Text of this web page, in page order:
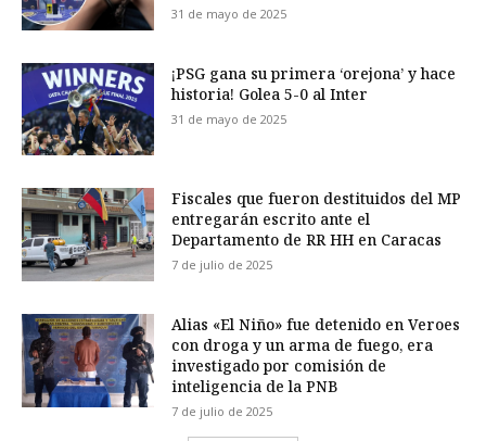
31 de mayo de 2025
¡PSG gana su primera ‘orejona’ y hace
historia! Golea 5-0 al Inter
31 de mayo de 2025
Fiscales que fueron destituidos del MP
entregarán escrito ante el
Departamento de RR HH en Caracas
7 de julio de 2025
Alias «El Niño» fue detenido en Veroes
con droga y un arma de fuego, era
investigado por comisión de
inteligencia de la PNB
7 de julio de 2025